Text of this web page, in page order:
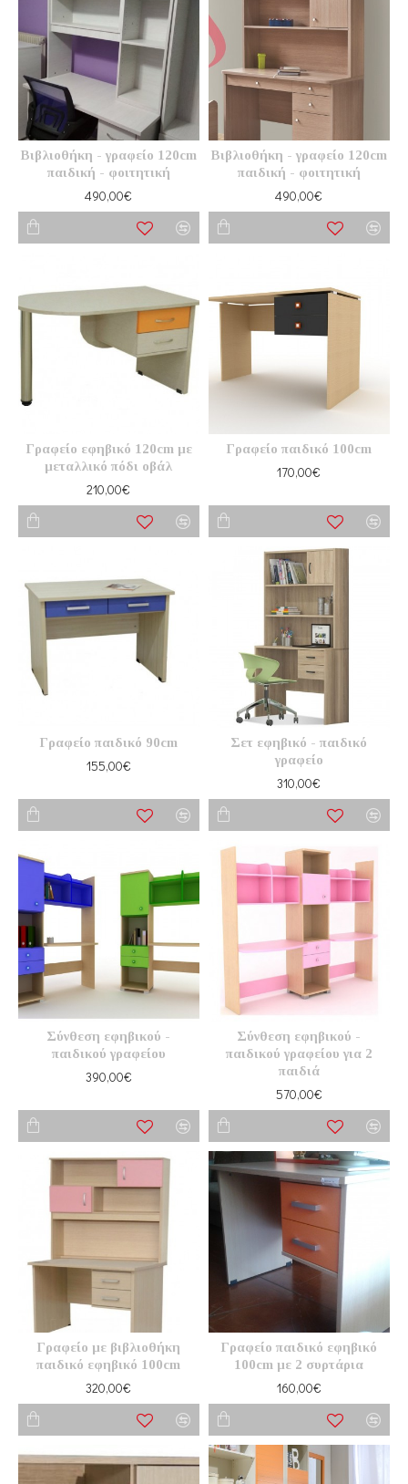
Βιβλιοθήκη - γραφείο 120cm
παιδική - φοιτητική
490,00€
Βιβλιοθήκη - γραφείο 120cm
παιδική - φοιτητική
490,00€
Γραφείο εφηβικό 120cm με
μεταλλικό πόδι οβάλ
210,00€
Γραφείο παιδικό 100cm
170,00€
Γραφείο παιδικό 90cm
155,00€
Σετ εφηβικό - παιδικό
γραφείο
310,00€
Σύνθεση εφηβικού -
παιδικού γραφείου
390,00€
Σύνθεση εφηβικού -
παιδικού γραφείου για 2
παιδιά
570,00€
Γραφείο με βιβλιοθήκη
παιδικό εφηβικό 100cm
320,00€
Γραφείο παιδικό εφηβικό
100cm με 2 συρτάρια
160,00€